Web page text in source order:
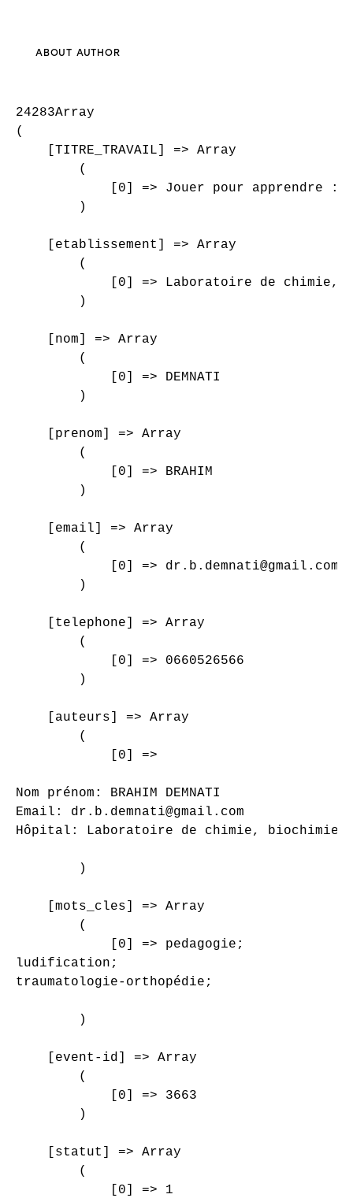
ABOUT AUTHOR
24283Array
(
    [TITRE_TRAVAIL] => Array
        (
[0] => Jouer pour apprendre :
        )
    [etablissement] => Array
        (
[0] => Laboratoire de chimie,
        )
    [nom] => Array
        (
            [0] => DEMNATI
        )
    [prenom] => Array
        (
            [0] => BRAHIM
        )
    [email] => Array
        (
            [0] => dr.b.demnati@gmail.com
        )
    [telephone] => Array
        (
            [0] => 0660526566
        )
    [auteurs] => Array
        (
            [0] =>
Nom prénom: BRAHIM DEMNATI
Email: dr.b.demnati@gmail.com
Hôpital: Laboratoire de chimie, biochimie,
        )
    [mots_cles] => Array
        (
            [0] => pedagogie;
ludification;
traumatologie-orthopédie;
        )
    [event-id] => Array
        (
            [0] => 3663
        )
    [statut] => Array
        (
            [0] => 1